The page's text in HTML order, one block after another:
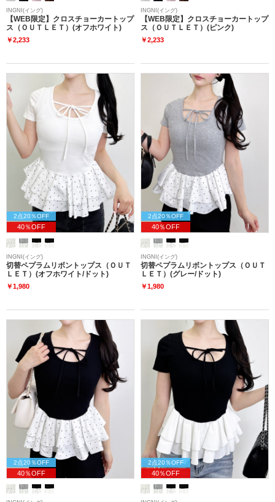
INGNI(イング)
【WEB限定】クロスチョーカートップ
ス（ＯＵＴＬＥＴ）(オフホワイト)
￥2,233
INGNI(イング)
【WEB限定】クロスチョーカートップ
ス（ＯＵＴＬＥＴ）(ピンク)
￥2,233
2点20％OFF
40％OFF
INGNI(イング)
切替ペプラムリボントップス（ＯＵＴ
ＬＥＴ）(オフホワイト/ドット)
￥1,980
2点20％OFF
40％OFF
INGNI(イング)
切替ペプラムリボントップス（ＯＵＴ
ＬＥＴ）(グレー/ドット)
￥1,980
2点20％OFF
40％OFF
2点20％OFF
40％OFF